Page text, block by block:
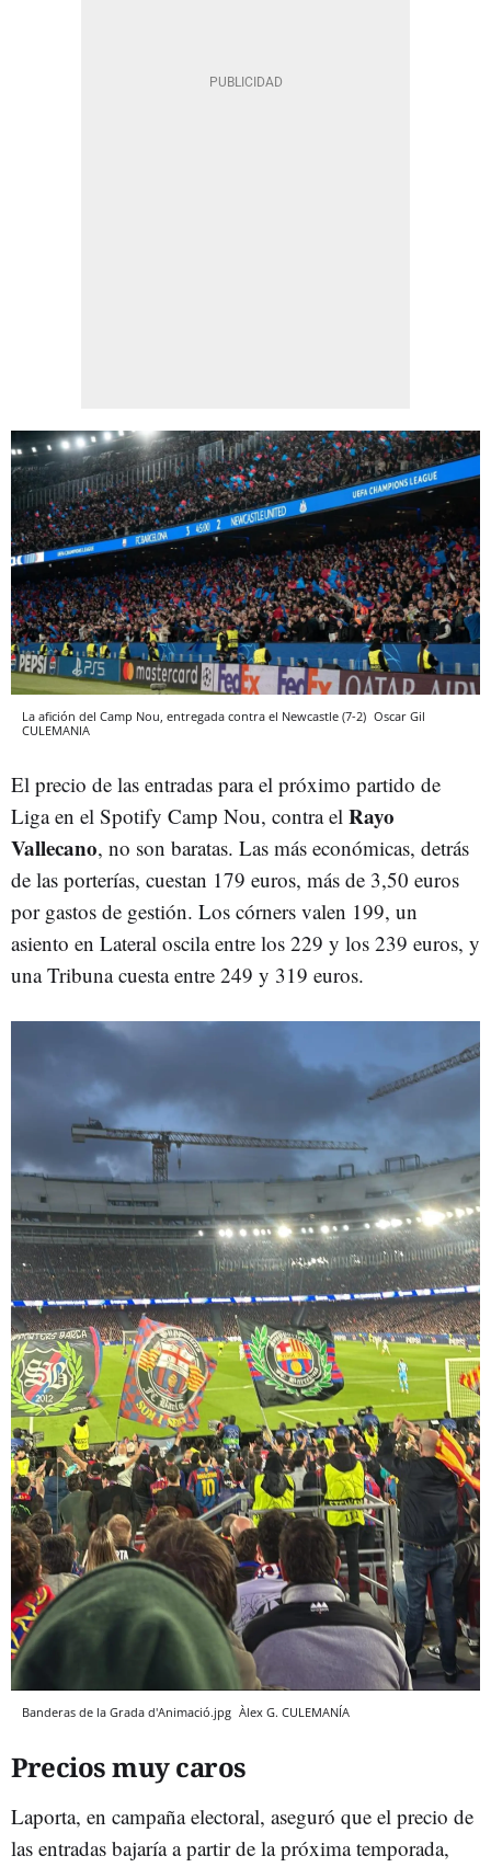
La afición del Camp Nou, entregada contra el Newcastle (7-2) Oscar Gil
CULEMANIA
El precio de las entradas para el próximo partido de
Liga en el Spotify Camp Nou, contra el Rayo
Vallecano, no son baratas. Las más económicas, detrás
de las porterías, cuestan 179 euros, más de 3,50 euros
por gastos de gestión. Los córners valen 199, un
asiento en Lateral oscila entre los 229 y los 239 euros, y
una Tribuna cuesta entre 249 y 319 euros.
Banderas de la Grada d'Animació.jpg Àlex G. CULEMANÍA
Precios muy caros
Laporta, en campaña electoral, aseguró que el precio de
las entradas bajaría a partir de la próxima temporada,